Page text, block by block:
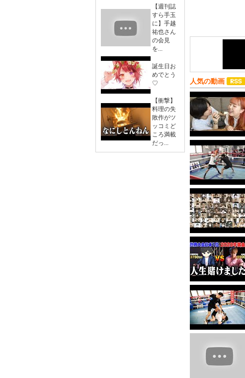
【週刊誌
すら手玉
に】手越
祐也さん
の会見
を...
誕生日お
めでとう
♡
【衝撃】
料理の失
敗作がツ
ッコミど
ころ満載
だっ...
人気の動画